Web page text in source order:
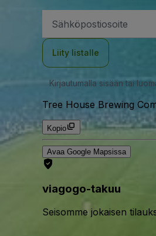
Liity listalle
Kirjautumalla sisään tai
Tree House Brewing
Kopio
Avaa Google Mapsissa
viagogo-takuu
Seisomme jokaisen